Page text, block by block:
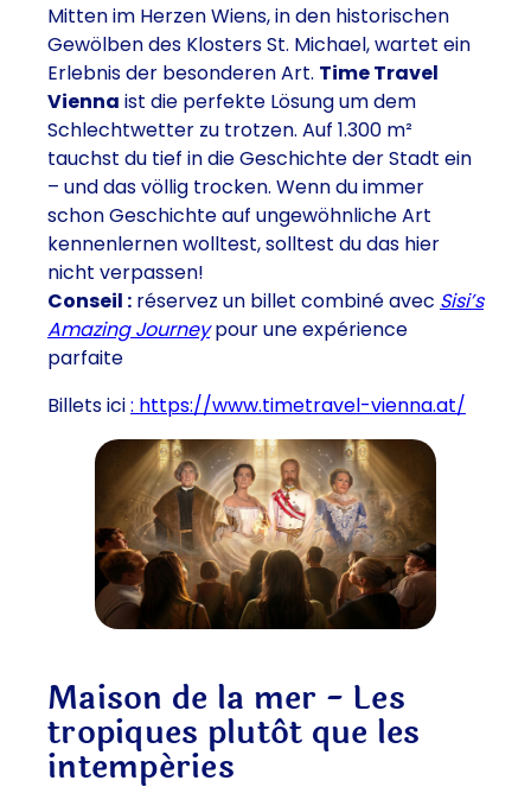
Mitten im Herzen Wiens, in den historischen
Gewölben des Klosters St. Michael, wartet ein
Erlebnis der besonderen Art. Time Travel
Vienna ist die perfekte Lösung um dem
Schlechtwetter zu trotzen. Auf 1.300 m²
tauchst du tief in die Geschichte der Stadt ein
– und das völlig trocken. Wenn du immer
schon Geschichte auf ungewöhnliche Art
kennenlernen wolltest, solltest du das hier
nicht verpassen!
Conseil : réservez un billet combiné avec Sisi’s
Amazing Journeypour une expérience
parfaite
Billets ici: https://www.timetravel-vienna.at/
Maison de la mer - Les
tropiques plutôt que les
intempéries